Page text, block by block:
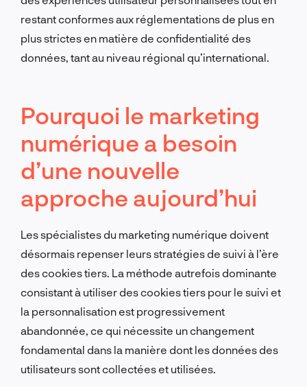
restant conformes aux réglementations de plus en
plus strictes en matière de confidentialité des
données, tant au niveau régional qu’international.
Pourquoi le marketing
numérique a besoin
d’une nouvelle
approche aujourd’hui
Les spécialistes du marketing numérique doivent
désormais repenser leurs stratégies de suivi à l’ère
des cookies tiers. La méthode autrefois dominante
consistant à utiliser des cookies tiers pour le suivi et
la personnalisation est progressivement
abandonnée, ce qui nécessite un changement
fondamental dans la manière dont les données des
utilisateurs sont collectées et utilisées.